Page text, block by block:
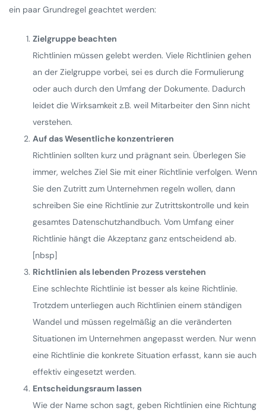
ein paar Grundregel geachtet werden:
Zielgruppe beachten
Richtlinien müssen gelebt werden. Viele Richtlinien gehen
an der Zielgruppe vorbei, sei es durch die Formulierung
oder auch durch den Umfang der Dokumente. Dadurch
leidet die Wirksamkeit z.B. weil Mitarbeiter den Sinn nicht
verstehen.
Auf das Wesentliche konzentrieren
Richtlinien sollten kurz und prägnant sein. Überlegen Sie
immer, welches Ziel Sie mit einer Richtlinie verfolgen. Wenn
Sie den Zutritt zum Unternehmen regeln wollen, dann
schreiben Sie eine Richtlinie zur Zutrittskontrolle und kein
gesamtes Datenschutzhandbuch. Vom Umfang einer
Richtlinie hängt die Akzeptanz ganz entscheidend ab.
[nbsp]
Richtlinien als lebenden Prozess verstehen
Eine schlechte Richtlinie ist besser als keine Richtlinie.
Trotzdem unterliegen auch Richtlinien einem ständigen
Wandel und müssen regelmäßig an die veränderten
Situationen im Unternehmen angepasst werden. Nur wenn
eine Richtlinie die konkrete Situation erfasst, kann sie auch
effektiv eingesetzt werden.
Entscheidungsraum lassen
Wie der Name schon sagt, geben Richtlinien eine Richtung